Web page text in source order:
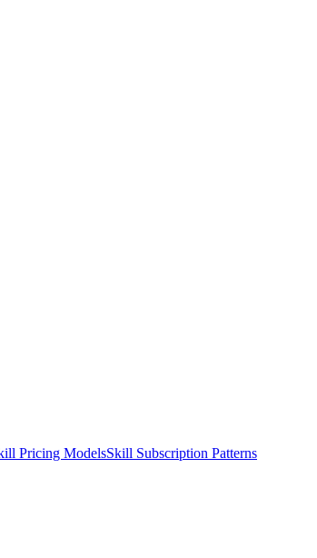
Pricing ModelsSkill Subscription Patterns